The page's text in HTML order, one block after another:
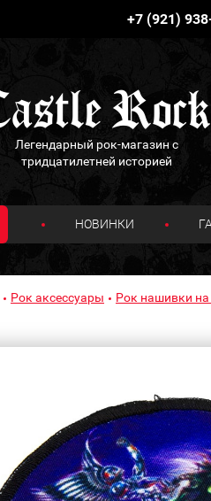
+7 (921)
Легендарный рок-магазин с
тридцатилетней историей
НОВИНКИ
Рок аксессуары Рок нашивки